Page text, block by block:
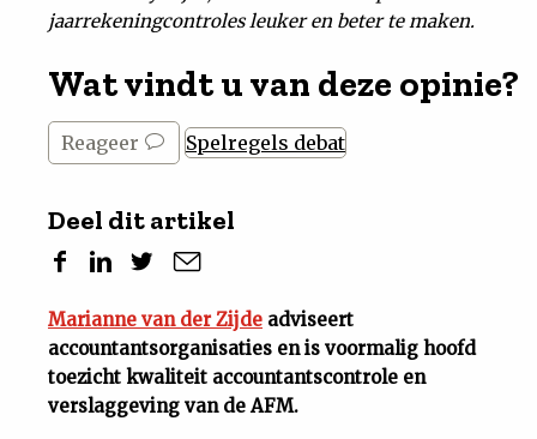
jaarrekeningcontroles leuker en beter te maken.
Wat vindt u van deze opinie?
Reageer Spelregels debat
Deel dit artikel
Marianne van der Zijde adviseert
accountantsorganisaties en is voormalig hoofd
toezicht kwaliteit accountantscontrole en
verslaggeving van de AFM.